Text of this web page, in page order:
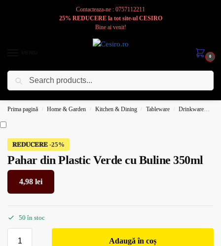
Contacteaza-ne : 0757112211
25% REDUCERE la tot site-ul CESIRO
Bine ai venit!
0
Cesiro
Prima pagină / Home & Garden / Kitchen & Dining / Tableware / Drinkware
𝐑𝐄𝐃𝐔𝐂𝐄𝐑𝐄
Pahar din Plastic Verde cu Buline 350ml
4,98 lei
50 în stoc
Adaugă în coș